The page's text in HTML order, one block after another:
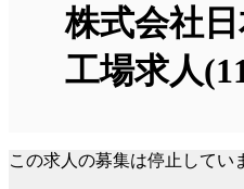
株式会社
工場求人
この求人の募集は停止してい